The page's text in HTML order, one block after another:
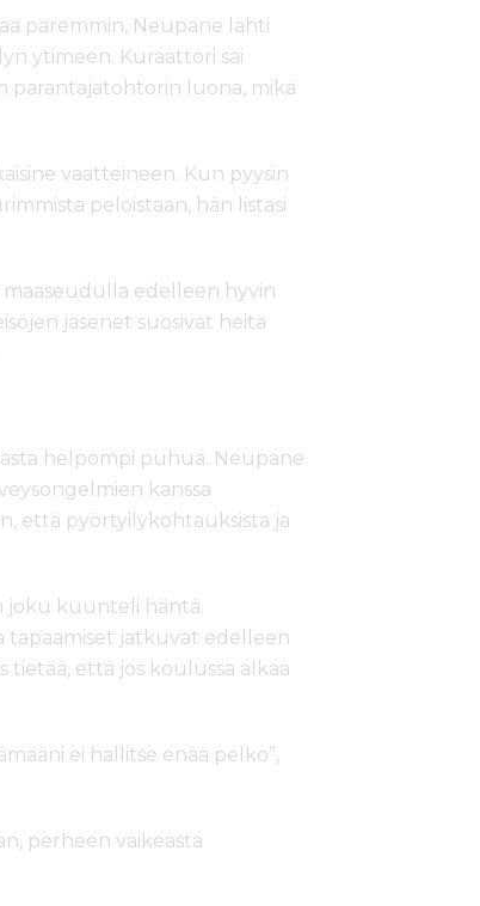
paremmin, Neupane lähti
ytimeen. Kuraattori sai
parantajatohtorin luona, mikä
vaatteineen. Kun pyysin
peloistaan, hän listasi
edelleen hyvin
jäsenet suosivat heitä
helpompi puhua. Neupane
kanssa
että pyörtyilykohtauksista ja
joku kuunteli häntä.
tapaamiset jatkuvat edelleen
tietää, että jos koulussa alkaa
ei hallitse enää pelko”,
perheen vaikeasta